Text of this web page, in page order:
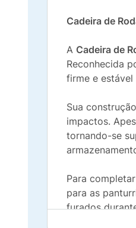
Cadeira de
A Cadeira de
Reconhecida
firme e estável
Sua
impactos.
tornando-se
Para
para as
furados